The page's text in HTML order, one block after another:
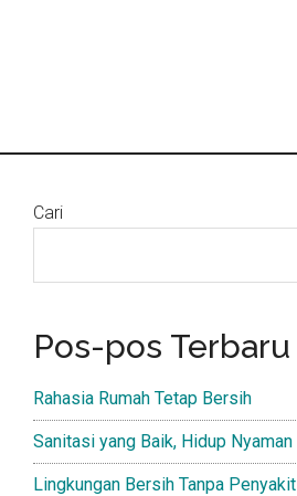
Primary
Cari
Pos-pos Terbaru
Rahasia Rumah Tetap Bersih
Sanitasi yang Baik, Hidup Nyaman
Lingkungan Bersih Tanpa Penyakit